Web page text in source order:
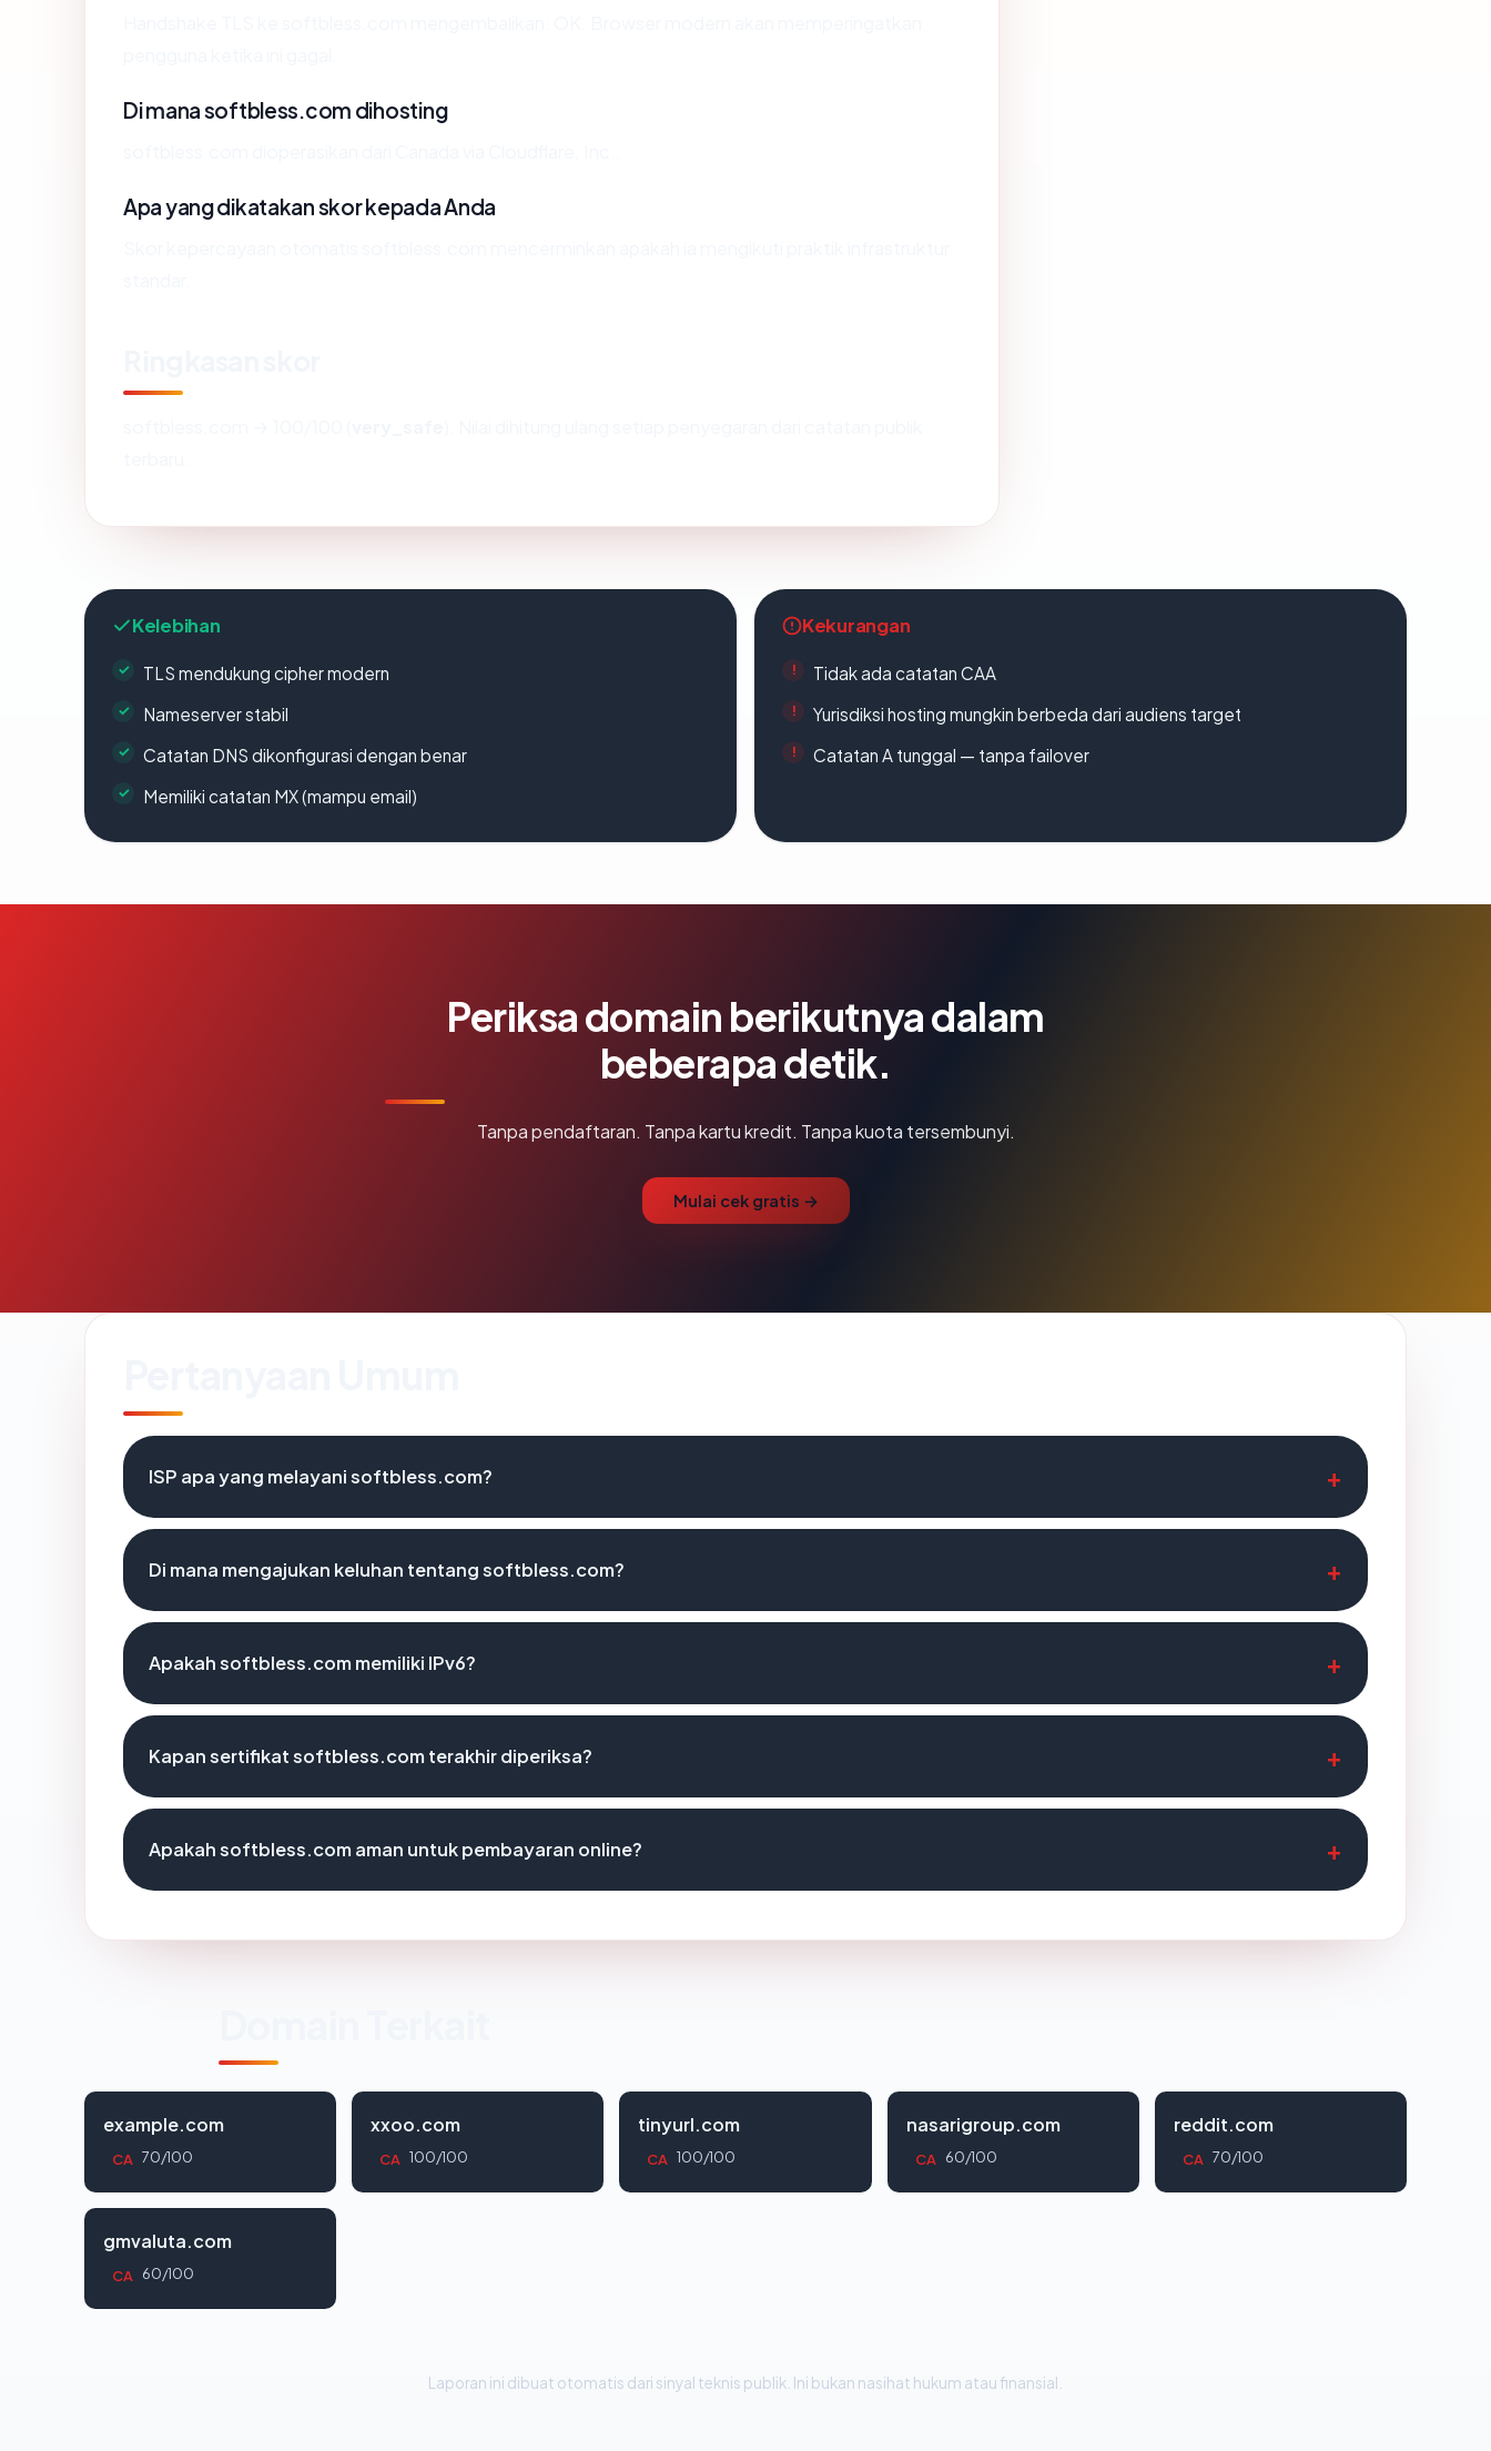
Di mana softbless.com dihosting
Apa yang dikatakan skor kepada Anda
Kelebihan
TLS mendukung cipher modern
Nameserver stabil
Catatan DNS dikonfigurasi dengan benar
Memiliki catatan MX (mampu email)
Kekurangan
Tidak ada catatan CAA
Yurisdiksi hosting mungkin berbeda dari audiens target
Catatan A tunggal — tanpa failover
Periksa domain berikutnya dalam
beberapa detik.
Tanpa pendaftaran. Tanpa kartu kredit. Tanpa kuota tersembunyi.
Mulai cek gratis →
ISP apa yang melayani softbless.com?
Di mana mengajukan keluhan tentang softbless.com?
Apakah softbless.com memiliki IPv6?
Kapan sertifikat softbless.com terakhir diperiksa?
Apakah softbless.com aman untuk pembayaran online?
example.com
CA 70/100
xxoo.com
CA 100/100
tinyurl.com
CA 100/100
nasarigroup.com
CA 60/100
reddit.com
CA 70/100
gmvaluta.com
CA 60/100
Laporan ini dibuat otomatis dari sinyal teknis publik. Ini bukan nasihat hukum atau finansial.